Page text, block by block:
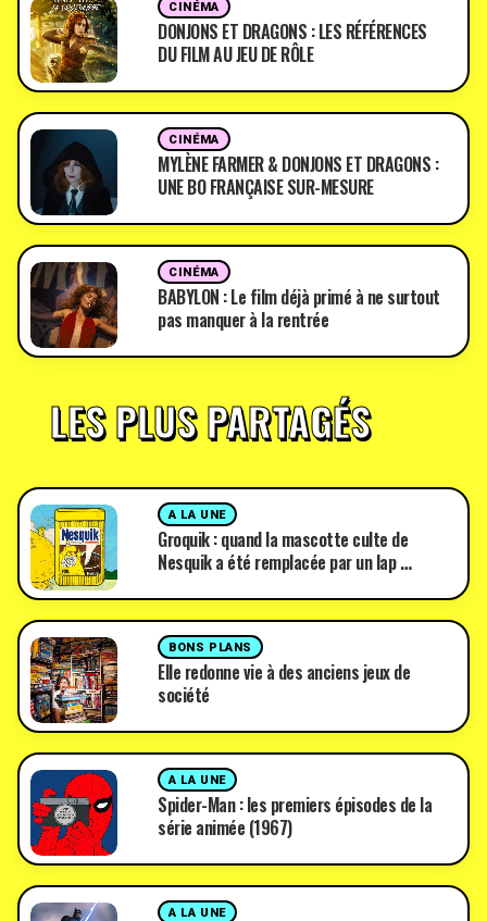
CINÉMA
DONJONS ET DRAGONS : LES RÉFÉRENCES
DU FILM AU JEU DE RÔLE
CINÉMA
MYLÈNE FARMER & DONJONS ET DRAGONS :
UNE BO FRANÇAISE SUR-MESURE
CINÉMA
BABYLON : Le film déjà primé à ne surtout
pas manquer à la rentrée
LES PLUS PARTAGÉS
A LA UNE
Groquik : quand la mascotte culte de
Nesquik a été remplacée par un lap …
BONS PLANS
Elle redonne vie à des anciens jeux de
société
A LA UNE
Spider-Man : les premiers épisodes de la
série animée (1967)
A LA UNE